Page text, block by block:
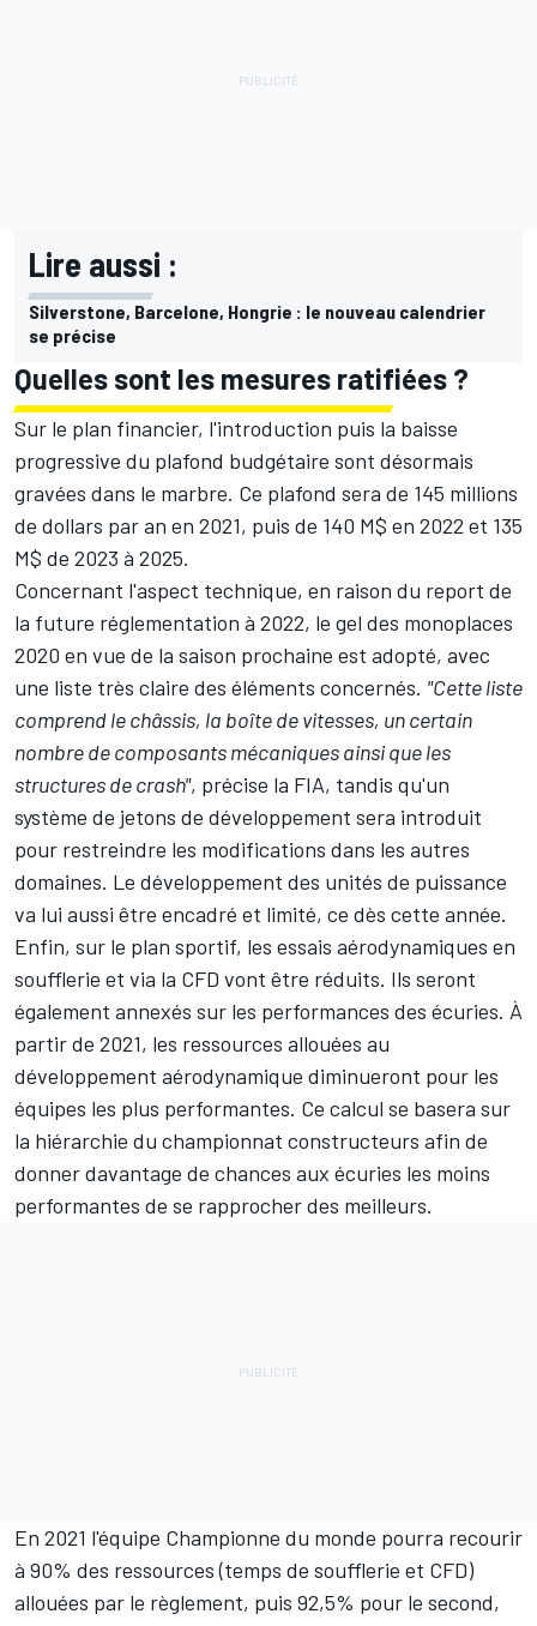
Lire aussi :
Silverstone, Barcelone, Hongrie : le nouveau calendrier
se précise
Quelles sont les mesures ratifiées ?
Sur le plan financier, l'introduction puis la baisse
progressive du plafond budgétaire sont désormais
gravées dans le marbre. Ce plafond sera de 145 millions
de dollars par an en 2021, puis de 140 M$ en 2022 et 135
M$ de 2023 à 2025.
Concernant l'aspect technique, en raison du report de
la future réglementation à 2022, le gel des monoplaces
2020 en vue de la saison prochaine est adopté, avec
une liste très claire des éléments concernés. "Cette liste
comprend le châssis, la boîte de vitesses, un certain
nombre de composants mécaniques ainsi que les
structures de crash", précise la FIA, tandis qu'un
système de jetons de développement sera introduit
pour restreindre les modifications dans les autres
domaines. Le développement des unités de puissance
va lui aussi être encadré et limité, ce dès cette année.
Enfin, sur le plan sportif, les essais aérodynamiques en
soufflerie et via la CFD vont être réduits. Ils seront
également annexés sur les performances des écuries. À
partir de 2021, les ressources allouées au
développement aérodynamique diminueront pour les
équipes les plus performantes. Ce calcul se basera sur
la hiérarchie du championnat constructeurs afin de
donner davantage de chances aux écuries les moins
performantes de se rapprocher des meilleurs.
En 2021 l'équipe Championne du monde pourra recourir
à 90% des ressources (temps de soufflerie et CFD)
allouées par le règlement, puis 92,5% pour le second,